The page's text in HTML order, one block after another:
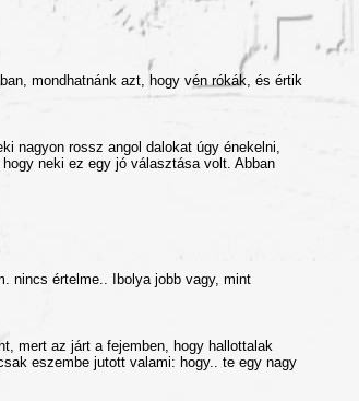
mondhatnánk azt, hogy vén rókák, és értik
nagyon rossz angol dalokat úgy énekelni,
neki ez egy jó választása volt. Abban
nincs értelme.. Ibolya jobb vagy, mint
mert az járt a fejemben, hogy hallottalak
eszembe jutott valami: hogy.. te egy nagy